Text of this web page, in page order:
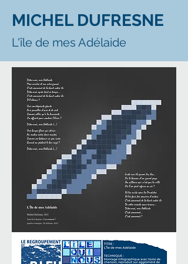
MICHEL DUFRESNE
L'île de mes Adélaide